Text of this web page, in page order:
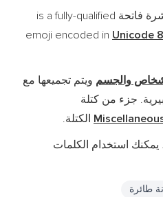
كابتن طائرة امرأة بلون بشرة فاتحة is a fully-qualified
emoji encoded in Unicode
والجسم ويتم تجميعها مع
جزء من كتلة
الكتلة.
يمكنك استخدام الكلمات
طائرة